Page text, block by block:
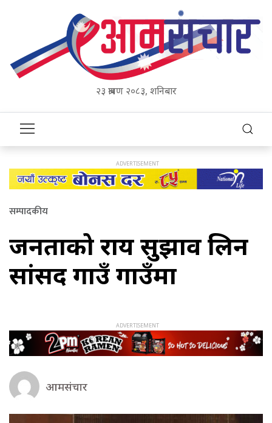
२३ श्रावण २०८३, शनिबार
सम्पादकीय
जनताको राय सुझाव लिन
सांसद गाउँ गाउँमा
आमसंचार